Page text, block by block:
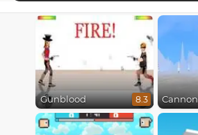
Gunblood 8.3